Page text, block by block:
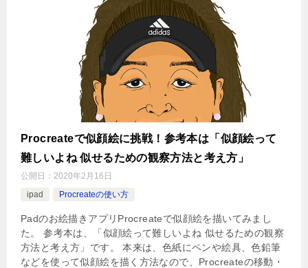
Procreateで似顔絵に挑戦！参考本は「似顔絵って
難しいよね 似せるための観察方法と考え方」
公開日： 2020年2月16日
ipad
Procreateの使い方
Padのお絵描きアプリProcreateで似顔絵を描いてみまし
た。 参考本は、「似顔絵って難しいよね 似せるための観察
方法と考え方」です。 本来は、色紙にペンや絵具、色鉛筆
などを使って似顔絵を描く方法なので、Procreateの移動・